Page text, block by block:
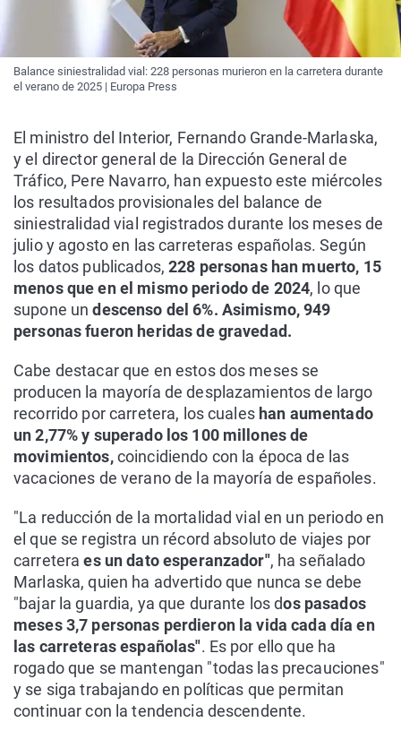
Balance siniestralidad vial: 228 personas murieron en la carretera durante
el verano de 2025 | Europa Press
El ministro del Interior, Fernando Grande-Marlaska,
y el director general de la Dirección General de
Tráfico, Pere Navarro, han expuesto este miércoles
los resultados provisionales del balance de
siniestralidad vial registrados durante los meses de
julio y agosto en las carreteras españolas. Según
los datos publicados,228 personas han muerto, 15
menos que en el mismo periodo de 2024, lo que
supone undescenso del 6%. Asimismo, 949
personas fueron heridas de gravedad.
Cabe destacar que en estos dos meses se
producen la mayoría de desplazamientos de largo
recorrido por carretera, los cuales han aumentado
un 2,77% y superado los 100 millones de
movimientos,coincidiendo con la época de las
vacaciones de verano de la mayoría de españoles.
"La reducción de la mortalidad vial en un periodo en
el que se registra un récord absoluto de viajes por
carreteraes un dato esperanzador", ha señalado
Marlaska, quien ha advertido que nunca se debe
"bajar la guardia, ya que durante los dos pasados
meses 3,7 personas perdieron la vida cada día en
las carreteras españolas". Es por ello que ha
rogado que se mantengan "todas las precauciones"
y se siga trabajando en políticas que permitan
continuar con la tendencia descendente.